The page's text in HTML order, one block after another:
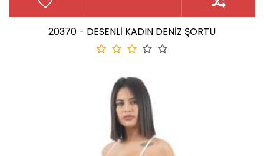
20370 - DESENLİ KADIN DENİZ ŞORTU